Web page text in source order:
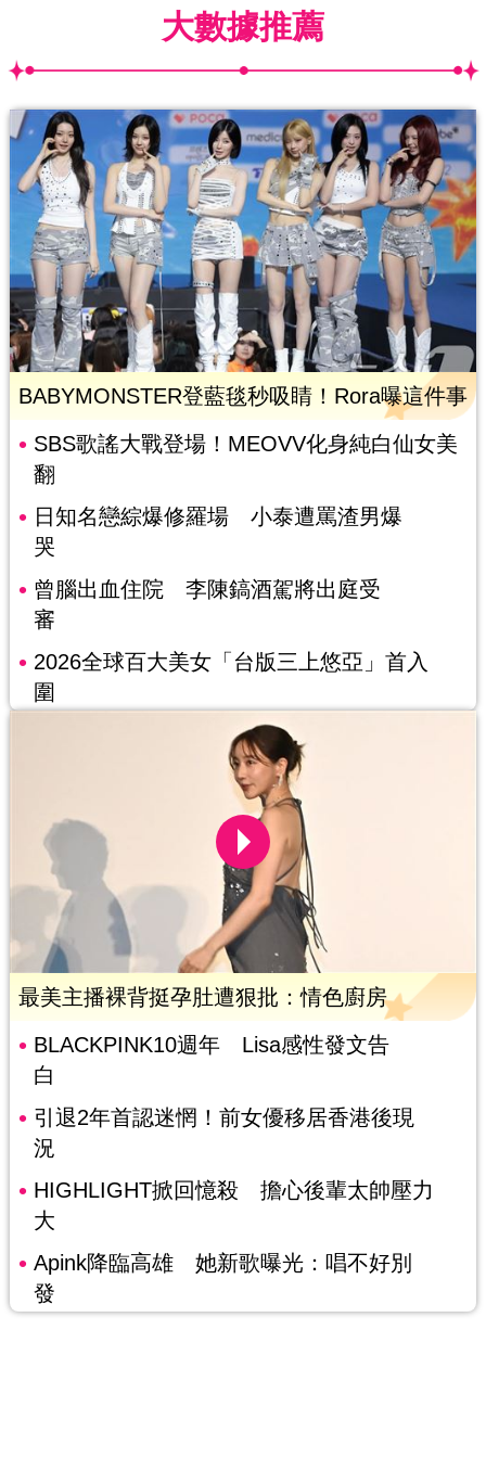
大數據推薦
BABYMONSTER登藍毯秒吸睛！Rora曝這件事
SBS歌謠大戰登場！MEOVV化身純白仙女美
翻
日知名戀綜爆修羅場 小泰遭罵渣男爆
哭
曾腦出血住院 李陳鎬酒駕將出庭受
審
2026全球百大美女「台版三上悠亞」首入
圍
最美主播裸背挺孕肚遭狠批：情色廚房
BLACKPINK10週年 Lisa感性發文告
白
引退2年首認迷惘！前女優移居香港後現
況
HIGHLIGHT掀回憶殺 擔心後輩太帥壓力
大
Apink降臨高雄 她新歌曝光：唱不好別
發